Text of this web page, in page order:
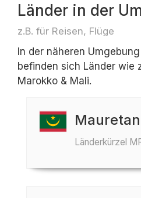
Länder in der
z.B. für Reisen, Flüge
In der näheren
befinden sich Länder wie
Marokko & Mali.
Länderkürzel